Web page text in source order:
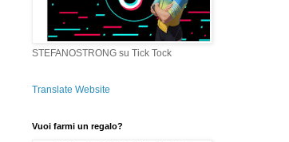
STEFANOSTRONG su Tick Tock
Translate Website
Vuoi farmi un regalo?